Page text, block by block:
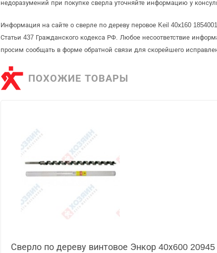
недоразумений при покупке сверла уточняйте информацию у
Информация на сайте о сверле по дереву перовое Keil 40х160
Статьи 437 Гражданского кодекса РФ. Любое несоответствие
просим сообщать в форме обратной связи для скорейшего
ПОХОЖИЕ ТОВАРЫ
Сверло по дереву винтовое Энкор 40х600 20945